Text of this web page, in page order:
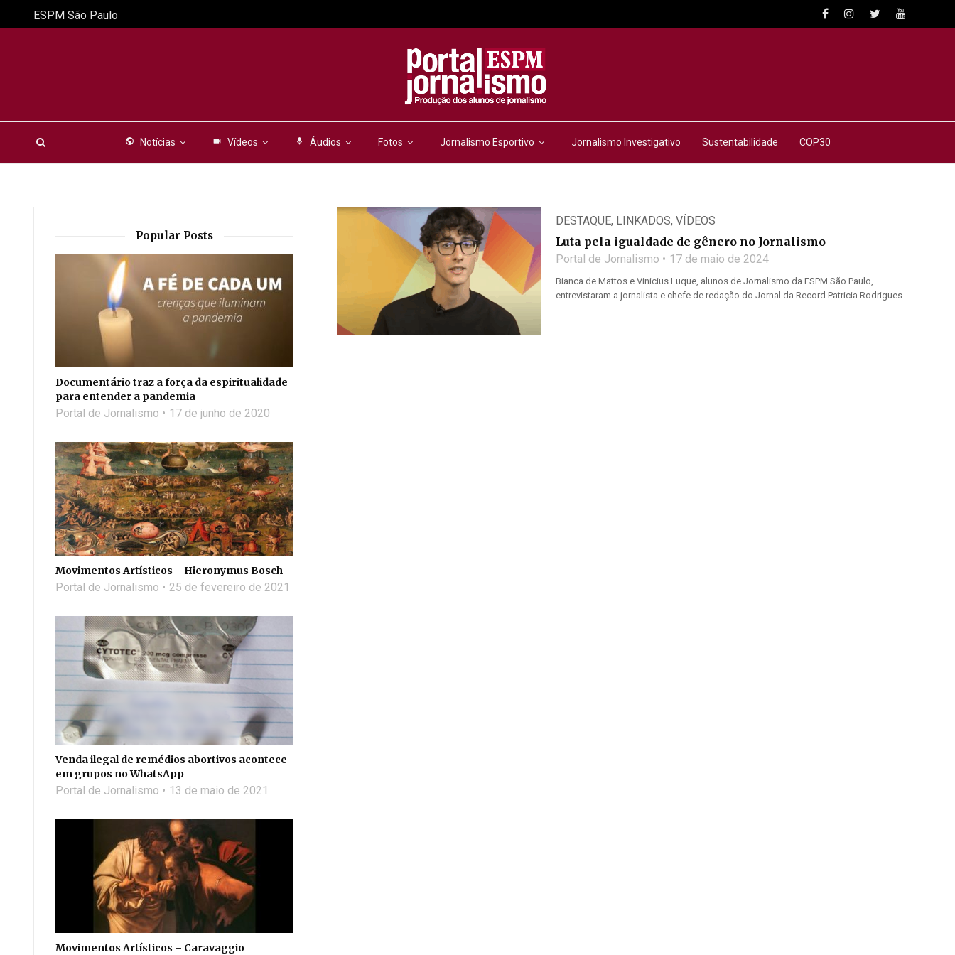
public Notícias videocam Vídeos mic Áudios Fotos Jornalismo Esportivo Jornalismo Investigativo Sustentabilidade COP30
ESPM São Paulo
DESTAQUE, LINKADOS, VÍDEOS
Luta pela igualdade de gênero no Jornalismo
Portal de Jornalismo 17 de maio de 2024
Bianca de Mattos e Vinicius Luque, alunos de Jornalismo da ESPM São Paulo,
entrevistaram a jornalista e chefe de redação do Jornal da Record Patricia Rodrigues.
Popular Posts
Documentário traz a força da espiritualidade
para entender a pandemia
Portal de Jornalismo 17 de junho de 2020
Movimentos Artísticos – Hieronymus Bosch
Portal de Jornalismo 25 de fevereiro de 2021
Venda ilegal de remédios abortivos acontece
em grupos no WhatsApp
Portal de Jornalismo 13 de maio de 2021
Movimentos Artísticos – Caravaggio